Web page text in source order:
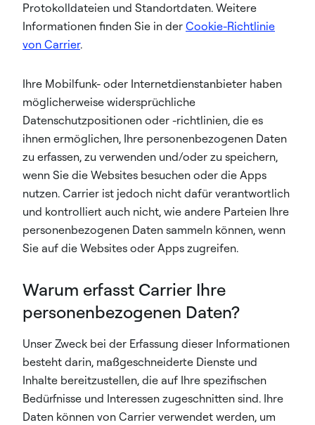
Protokolldateien und Standortdaten. Weitere
Informationen finden Sie in der Cookie-Richtlinie
von Carrier.
Ihre Mobilfunk- oder Internetdienstanbieter haben
möglicherweise widersprüchliche
Datenschutzpositionen oder -richtlinien, die es
ihnen ermöglichen, Ihre personenbezogenen Daten
zu erfassen, zu verwenden und/oder zu speichern,
wenn Sie die Websites besuchen oder die Apps
nutzen. Carrier ist jedoch nicht dafür verantwortlich
und kontrolliert auch nicht, wie andere Parteien Ihre
personenbezogenen Daten sammeln können, wenn
Sie auf die Websites oder Apps zugreifen.
Warum erfasst Carrier Ihre
personenbezogenen Daten?
Unser Zweck bei der Erfassung dieser Informationen
besteht darin, maßgeschneiderte Dienste und
Inhalte bereitzustellen, die auf Ihre spezifischen
Bedürfnisse und Interessen zugeschnitten sind. Ihre
Daten können von Carrier verwendet werden, um